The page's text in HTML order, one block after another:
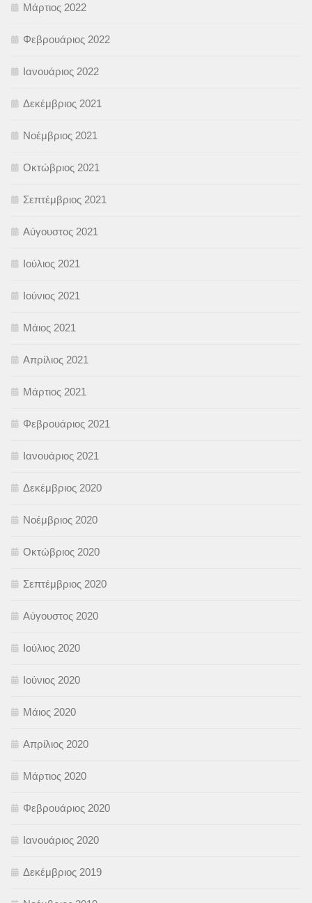
Μάρτιος 2022
Φεβρουάριος 2022
Ιανουάριος 2022
Δεκέμβριος 2021
Νοέμβριος 2021
Οκτώβριος 2021
Σεπτέμβριος 2021
Αύγουστος 2021
Ιούλιος 2021
Ιούνιος 2021
Μάιος 2021
Απρίλιος 2021
Μάρτιος 2021
Φεβρουάριος 2021
Ιανουάριος 2021
Δεκέμβριος 2020
Νοέμβριος 2020
Οκτώβριος 2020
Σεπτέμβριος 2020
Αύγουστος 2020
Ιούλιος 2020
Ιούνιος 2020
Μάιος 2020
Απρίλιος 2020
Μάρτιος 2020
Φεβρουάριος 2020
Ιανουάριος 2020
Δεκέμβριος 2019